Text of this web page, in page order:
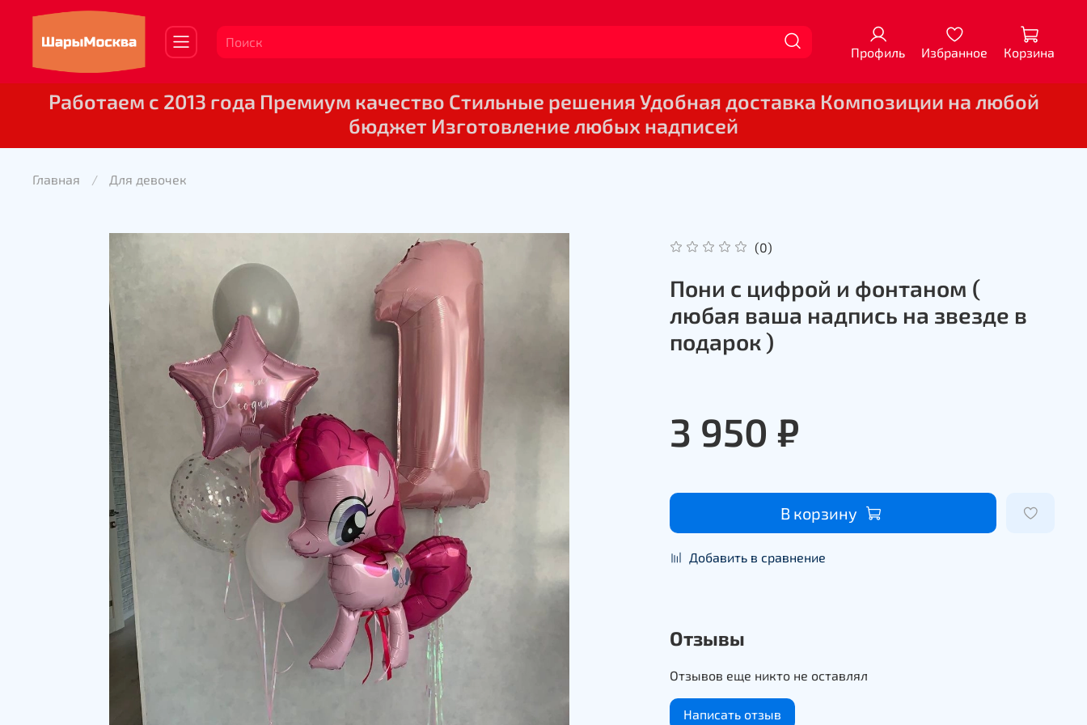
Профиль Избранное Корзина
Работаем с 2013 года Премиум качество Стильные решения Удобная доставка Композиции на любой
бюджет Изготовление любых надписей
Главная Для девочек
(0)
Пони с цифрой и фонтаном (
любая ваша надпись на звезде в
подарок )
3 950 ₽
В корзину
Добавить в сравнение
Отзывы
Отзывов еще никто не оставлял
Написать отзыв